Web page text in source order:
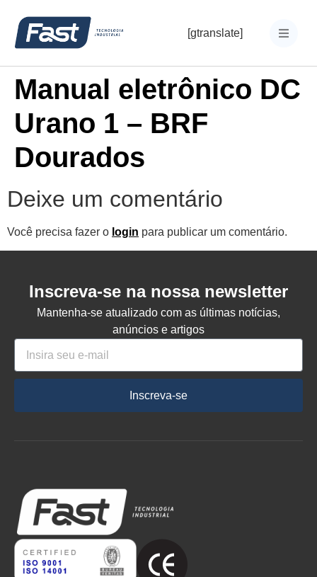
[gtranslate]
Manual eletrônico DC
Urano 1 – BRF
Dourados
Deixe um comentário
Você precisa fazer o login para publicar um comentário.
Inscreva-se na nossa newsletter
Mantenha-se atualizado com as últimas notícias,
anúncios e artigos
Inscreva-se